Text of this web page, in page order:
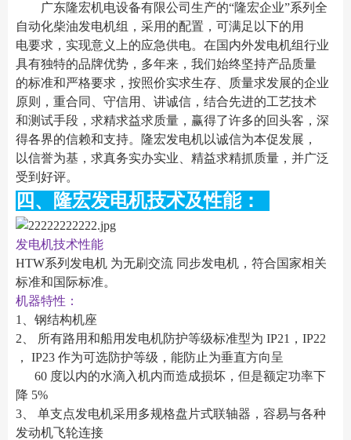
广东隆宏机电设备有限公司生产的“隆宏企业”系列全
自动化柴油发电机组，采用的配置，可满足以下的用
电要求，实现意义上的应急供电。在国内外发电机组行业
具有独特的品牌优势，多年来，我们始终坚持产品质量
的标准和严格要求，按照价实求生存、质量求发展的企业
原则，重合同、守信用、讲诚信，结合先进的工艺技术
和测试手段，求精求益求质量，赢得了许多的回头客，深
得各界的信赖和支持。隆宏发电机以诚信为本促发展，
以信誉为基，求真务实办实业、精益求精抓质量，并广泛
受到好评。
四、隆宏发电机技术及性能：
发电机技术性能
HTW系列发电机 为无刷交流 同步发电机，符合国家相关
标准和国际标准。
机器特性：
1、钢结构机座
2、 所有路用和船用发电机防护等级标准型为 IP21，IP22
， IP23 作为可选防护等级，能防止为垂直方向呈
60 度以内的水滴入机内而造成损坏，但是额定功率下
降 5%
3、 单支点发电机采用多规格盘片式联轴器，容易与各种
发动机飞轮连接